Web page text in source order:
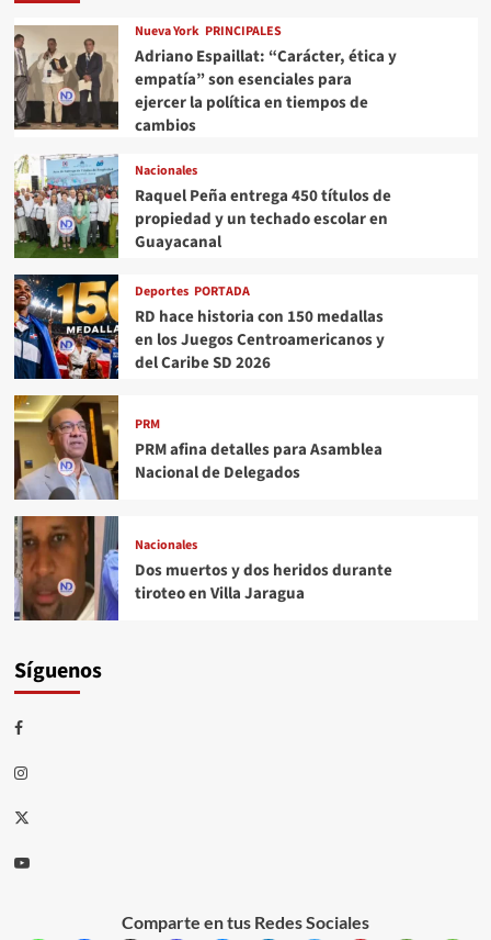
Nueva York PRINCIPALES
Adriano Espaillat: “Carácter, ética y
empatía” son esenciales para
ejercer la política en tiempos de
cambios
Nacionales
Raquel Peña entrega 450 títulos de
propiedad y un techado escolar en
Guayacanal
Deportes PORTADA
RD hace historia con 150 medallas
en los Juegos Centroamericanos y
del Caribe SD 2026
PRM
PRM afina detalles para Asamblea
Nacional de Delegados
Nacionales
Dos muertos y dos heridos durante
tiroteo en Villa Jaragua
Síguenos
Comparte en tus Redes Sociales